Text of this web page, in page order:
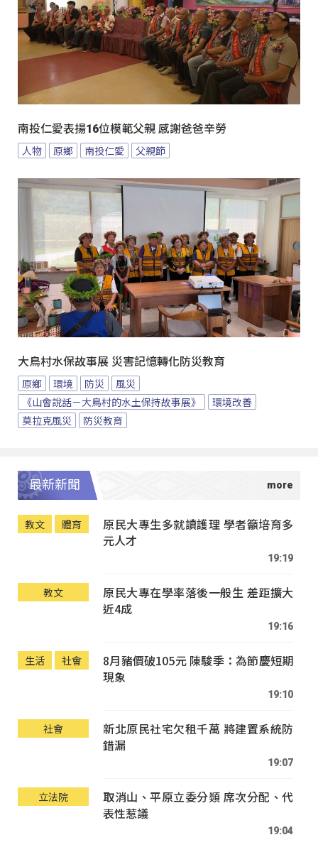
南投仁愛表揚16位模範父親 感謝爸爸辛勞
人物 原鄉 南投仁愛 父親節
大鳥村水保故事展 災害記憶轉化防災教育
原鄉 環境 防災
風災
《山會說話－大鳥村的水土保持故事展》
環境改善
莫拉克風災
防災教育
最新新聞
教文 體育
原民大專生多就讀護理 學者籲培育多
元人才
19:19
教文
原民大專在學率落後一般生 差距擴大
近4成
19:16
生活 社會
8月豬價破105元 陳駿季：為節慶短期
現象
19:10
社會
新北原民社宅欠租千萬 將建置系統防
錯漏
19:07
立法院
取消山、平原立委分類 席次分配、代
表性惹議
19:04